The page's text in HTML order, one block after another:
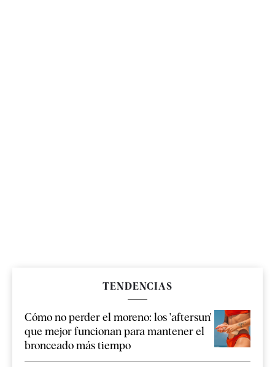
TENDENCIAS
Cómo no perder el moreno: los 'aftersun'
que mejor funcionan para mantener el
bronceado más tiempo